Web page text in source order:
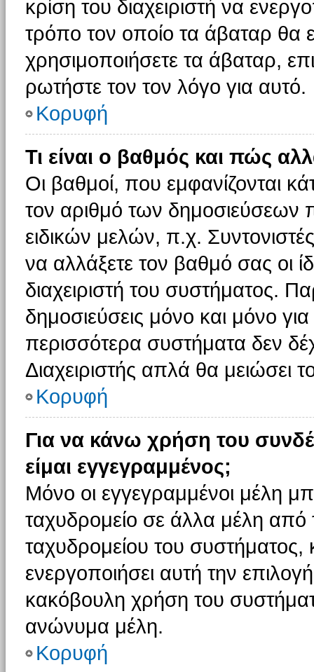
κρίση του διαχειριστή να
τρόπο τον οποίο τα άβαταρ θα
χρησιμοποιήσετε τα άβαταρ,
ρωτήστε τον τον λόγο για αυτό.
Κορυφή
Τι είναι ο βαθμός και πώς
Οι βαθμοί, που εμφανίζονται
τον αριθμό των δημοσιεύσεων
ειδικών μελών, π.χ.
να αλλάξετε τον βαθμό σας οι
διαχειριστή του συστήματος.
δημοσιεύσεις μόνο και μόνο
περισσότερα συστήματα δεν
Διαχειριστής απλά θα μειώσει
Κορυφή
Για να κάνω χρήση του
είμαι εγγεγραμμένος;
Μόνο οι εγγεγραμμένοι μέλη
ταχυδρομείο σε άλλα μέλη
ταχυδρομείου του συστήματος,
ενεργοποιήσει αυτή την
κακόβουλη χρήση του
ανώνυμα μέλη.
Κορυφή